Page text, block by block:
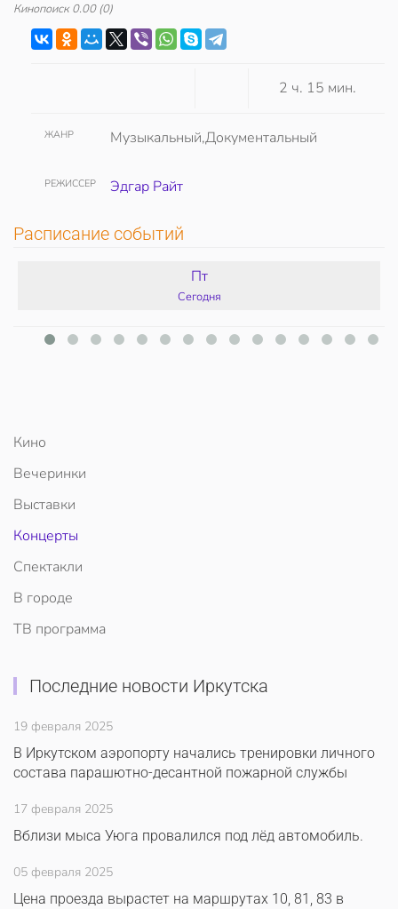
Кинопоиск 0.00(0)
2 ч. 15 мин.
ЖАНР Музыкальный,Документальный
РЕЖИССЕР Эдгар Райт
Расписание событий
Пт
Сегодня
Кино
Вечеринки
Выставки
Концерты
Спектакли
В городе
ТВ программа
Последние новости Иркутска
19 февраля 2025
В Иркутском аэропорту начались тренировки личного
состава парашютно-десантной пожарной службы
17 февраля 2025
Вблизи мыса Уюга провалился под лёд автомобиль.
05 февраля 2025
Цена проезда вырастет на маршрутах 10, 81, 83 в